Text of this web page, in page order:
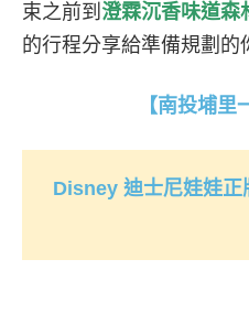
束之前到 澄霖沉香味道森
的行程分享給準備規劃的
【南投埔里
Disney 迪士尼娃娃正